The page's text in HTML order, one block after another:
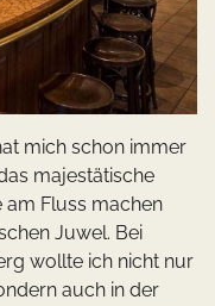
mich schon immer
majestätische
am Fluss machen
Juwel. Bei
wollte ich nicht nur
auch in der